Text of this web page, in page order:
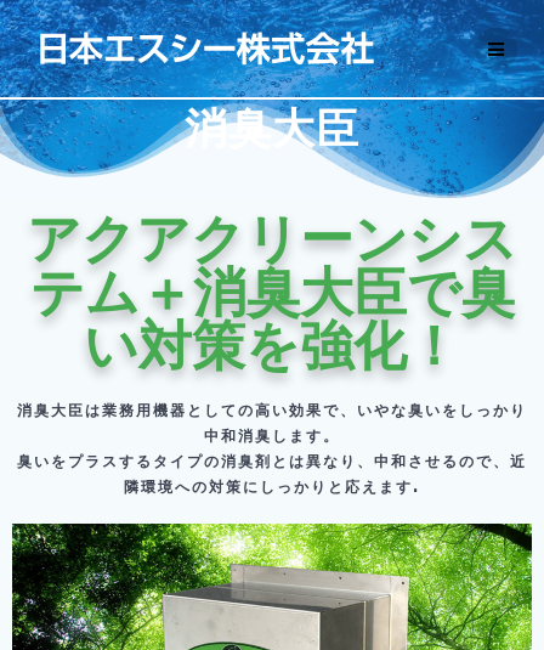
消臭大臣
アクアクリーンシス
テム＋消臭大臣で臭
い対策を強化！
消臭大臣は業務用機器としての高い効果で、いやな臭いをしっかり
中和消臭します。
臭いをプラスするタイプの消臭剤とは異なり、中和させるので、近
隣環境への対策にしっかりと応えます.